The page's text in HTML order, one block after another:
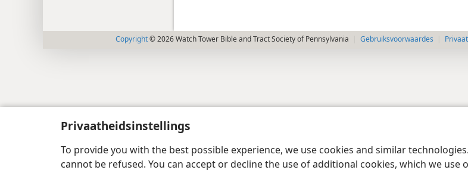
Privaatheidsinstellings
To provide you with the best possible experience, we use cookies and similar
cannot be refused. You can accept or decline the use of additional cookies, which we
Copyright© 2026 Watch Tower Bible and Tract Society of Pennsylvania Gebruiksvoorwaardes